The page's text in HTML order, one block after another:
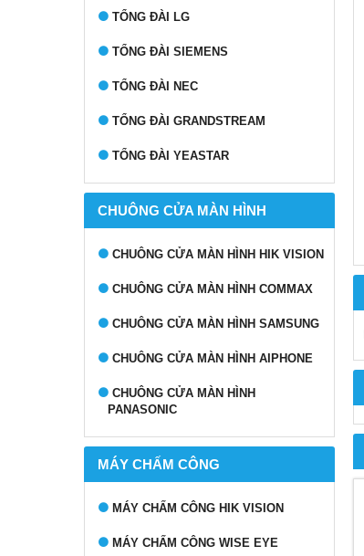
TỔNG ĐÀI LG
TỔNG ĐÀI SIEMENS
TỔNG ĐÀI NEC
TỔNG ĐÀI GRANDSTREAM
TỔNG ĐÀI YEASTAR
CHUÔNG CỬA MÀN HÌNH
CHUÔNG CỬA MÀN HÌNH HIK VISION
CHUÔNG CỬA MÀN HÌNH COMMAX
CHUÔNG CỬA MÀN HÌNH SAMSUNG
CHUÔNG CỬA MÀN HÌNH AIPHONE
CHUÔNG CỬA MÀN HÌNH
PANASONIC
MÁY CHẤM CÔNG
MÁY CHẤM CÔNG HIK VISION
MÁY CHẤM CÔNG WISE EYE